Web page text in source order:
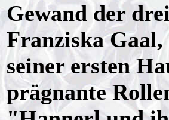
Gewand der
Franziska
seiner ersten
prägnante